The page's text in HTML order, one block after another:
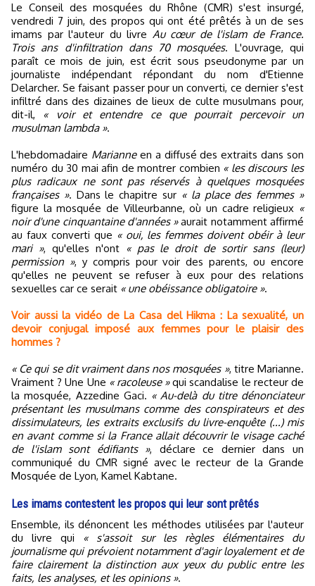
Le Conseil des mosquées du Rhône (CMR) s'est insurgé,
vendredi 7 juin, des propos qui ont été prêtés à un de ses
imams par l'auteur du livre Au cœur de l'islam de France.
Trois ans d'infiltration dans 70 mosquées. L'ouvrage, qui
paraît ce mois de juin, est écrit sous pseudonyme par un
journaliste indépendant répondant du nom d'Etienne
Delarcher. Se faisant passer pour un converti, ce dernier s'est
infiltré dans des dizaines de lieux de culte musulmans pour,
dit-il, « voir et entendre ce que pourrait percevoir un
musulman lambda ».
L'hebdomadaire Marianneen a diffusé des extraits dans son
numéro du 30 mai afin de montrer combien « les discours les
plus radicaux ne sont pas réservés à quelques mosquées
françaises ». Dans le chapitre sur « la place des femmes »
figure la mosquée de Villeurbanne, où un cadre religieux «
noir d'une cinquantaine d'années »aurait notamment affirmé
au faux converti que « oui, les femmes doivent obéir à leur
mari », qu'elles n'ont « pas le droit de sortir sans (leur)
permission », y compris pour voir des parents, ou encore
qu'elles ne peuvent se refuser à eux pour des relations
sexuelles car ce serait « une obéissance obligatoire ».
Voir aussi la vidéo de La Casa del Hikma : La sexualité, un
devoir conjugal imposé aux femmes pour le plaisir des
hommes ?
« Ce qui se dit vraiment dans nos mosquées », titre Marianne.
Vraiment ? Une Une « racoleuse »qui scandalise le recteur de
la mosquée, Azzedine Gaci. « Au-delà du titre dénonciateur
présentant les musulmans comme des conspirateurs et des
dissimulateurs, les extraits exclusifs du livre-enquête (...) mis
en avant comme si la France allait découvrir le visage caché
de l'islam sont édifiants », déclare ce dernier dans un
communiqué du CMR signé avec le recteur de la Grande
Mosquée de Lyon, Kamel Kabtane.
Les imams contestent les propos qui leur sont prêtés
Ensemble, ils dénoncent les méthodes utilisées par l'auteur
du livre qui « s'assoit sur les règles élémentaires du
journalisme qui prévoient notamment d'agir loyalement et de
faire clairement la distinction aux yeux du public entre les
faits, les analyses, et les opinions ».